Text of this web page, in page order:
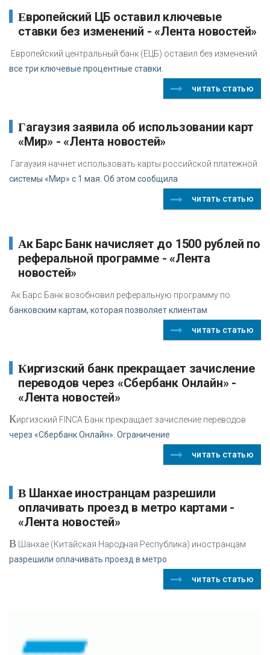
Европейский ЦБ оставил ключевые
ставки без изменений - «Лента новостей»
Европейский центральный банк (ЕЦБ) оставил без изменений
все три ключевые процентные ставки.
читать статью
Гагаузия заявила об использовании карт
«Мир» - «Лента новостей»
Гагаузия начнет использовать карты российской платежной
системы «Мир» с 1 мая. Об этом сообщила
читать статью
Ак Барс Банк начисляет до 1500 рублей по
реферальной программе - «Лента
новостей»
Ак Барс Банк возобновил реферальную программу по
банковским картам, которая позволяет клиентам
читать статью
Киргизский банк прекращает зачисление
переводов через «Сбербанк Онлайн» -
«Лента новостей»
Киргизский FINCA Банк прекращает зачисление переводов
через «Сбербанк Онлайн». Ограничение
читать статью
В Шанхае иностранцам разрешили
оплачивать проезд в метро картами -
«Лента новостей»
В Шанхае (Китайская Народная Республика) иностранцам
разрешили оплачивать проезд в метро
читать статью